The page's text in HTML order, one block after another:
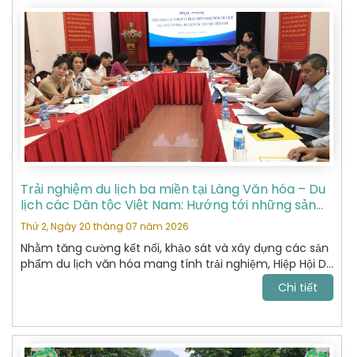
bảo vệ biên giới phía Bắc của Tổ quốc giai đoạn 1979 -
1989.
Trải nghiệm du lịch ba miền tại Làng Văn hóa – Du
lịch các Dân tộc Việt Nam: Hướng tới những sản
phẩm du lịch văn hóa đặc sắc
Thứ 2, Ngày 20 tháng 07 năm 2026
Nhằm tăng cường kết nối, khảo sát và xây dựng các sản
phẩm du lịch văn hóa mang tính trải nghiệm, Hiệp Hội Du
Lịch Hoàn Kiếm đã tham gia chương trình khảo sát thực
tế tại Làng Văn hóa – Du lịch các Dân tộc Việt Nam do
Chi tiết